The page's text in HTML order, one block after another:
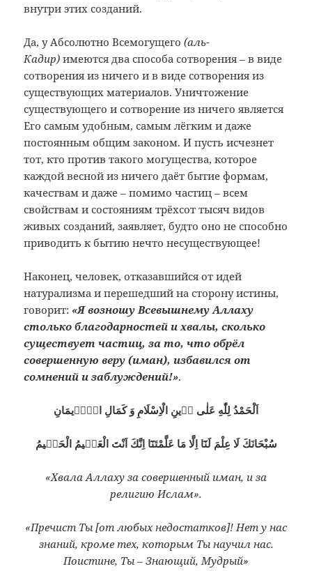
внутри этих созданий.
Да, у Абсолютно Всемогущего(аль-
Кадир) имеются два способа сотворения – в виде
сотворения из ничего и в виде сотворения из
существующих материалов. Уничтожение
существующего и сотворение из ничего является
Его самым удобным, самым лёгким и даже
постоянным общим законом. И пусть исчезнет
тот, кто против такого могущества, которое
каждой весной из ничего даёт бытие формам,
качествам и даже – помимо частиц – всем
свойствам и состояниям трёхсот тысяч видов
живых созданий, заявляет, будто оно не способно
приводить к бытию нечто несуществующее!
Наконец, человек, отказавшийся от идей
натурализма и перешедший на сторону истины,
говорит: «Я возношу Всевышнему Аллаху
столько благодарностей и хвалы, сколько
существует частиц, за то, что обрёл
совершенную веру (иман), избавился от
сомнений и заблуждений!».
اَلْحَمْدُ لِلّٰهِ عَلٰى دٖينِ الْاِسْلَامِ وَ كَمَالِ الْاٖيمَانِ
سُبْحَانَكَ لَا عِلْمَ لَنَٓا اِلَّا مَا عَلَّمْتَنَٓا اِنَّكَ اَنْتَ الْعَلٖيمُ الْحَكٖيمُ
«Хвала Аллаху за совершенный иман, и за
религию Ислам».
«Пречист Ты [от любых недостатков]! Нет у нас
знаний, кроме тех, которым Ты научил нас.
Поистине, Ты – Знающий, Мудрый»